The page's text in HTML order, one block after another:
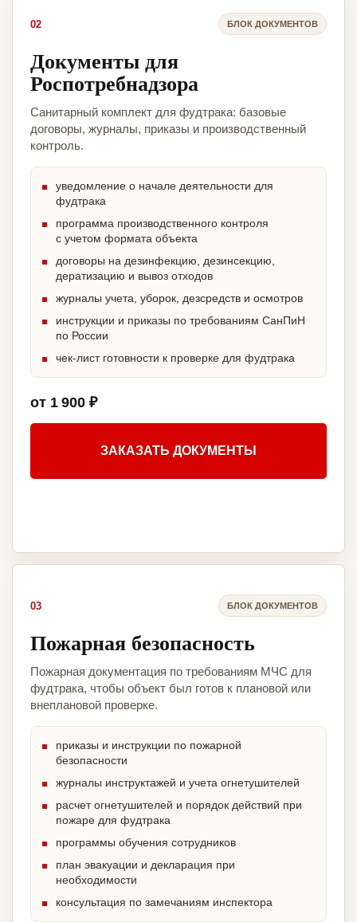
02 БЛОК ДОКУМЕНТОВ
Документы для
Роспотребнадзора
Санитарный комплект для фудтрака: базовые
договоры, журналы, приказы и производственный
контроль.
уведомление о начале деятельности для
фудтрака
программа производственного контроля
с учетом формата объекта
договоры на дезинфекцию, дезинсекцию,
дератизацию и вывоз отходов
журналы учета, уборок, дезсредств и осмотров
инструкции и приказы по требованиям СанПиН
по России
чек-лист готовности к проверке для фудтрака
от 1 900 ₽
ЗАКАЗАТЬ ДОКУМЕНТЫ
03 БЛОК ДОКУМЕНТОВ
Пожарная безопасность
Пожарная документация по требованиям МЧС для
фудтрака, чтобы объект был готов к плановой или
внеплановой проверке.
приказы и инструкции по пожарной
безопасности
журналы инструктажей и учета огнетушителей
расчет огнетушителей и порядок действий при
пожаре для фудтрака
программы обучения сотрудников
план эвакуации и декларация при
необходимости
консультация по замечаниям инспектора